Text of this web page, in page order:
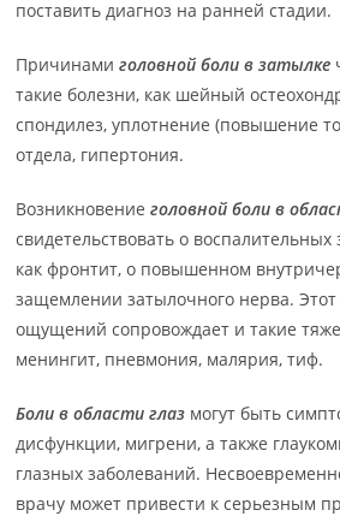
поставить диагноз на ранней стадии.
Причинамиголовной боли в затылке
такие болезни, как шейный
спондилез, уплотнение (повышение
отдела, гипертония.
Возникновениеголовной боли в
свидетельствовать о воспалительных
как фронтит, о повышенном
защемлении затылочного нерва.
ощущений сопровождает и такие
менингит, пневмония, малярия, тиф.
Боли в области глаз могут быть
дисфункции, мигрени, а также
глазных заболеваний.
врачу может привести к серьезным